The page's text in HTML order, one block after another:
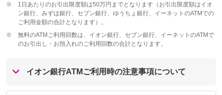
※
1日あたりのお引出限度額は50万円までとなります（お引出限度額はイオ
ン銀行、みずほ銀行、セブン銀行、ゆうちょ銀行、イーネットのATMでの
ご利用金額の合計となります）。
※
無料のATMご利用回数は、イオン銀行、セブン銀行、イーネットのATMで
のお引出し・お預入れのご利用回数の合計となります。
イオン銀行ATMご利用時の注意事項について